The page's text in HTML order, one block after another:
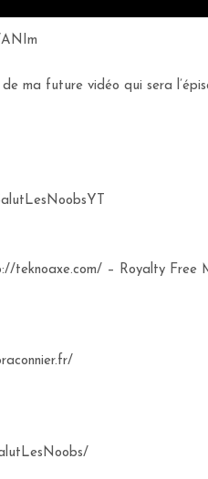
ANIm
ma future vidéo qui sera
teknoaxe.com/ – Royalty Free